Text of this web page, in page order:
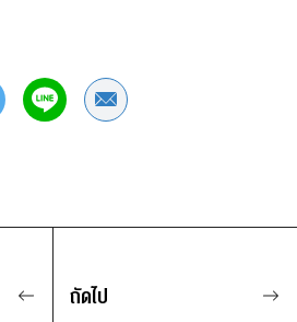
Share by Email
ถัดไป